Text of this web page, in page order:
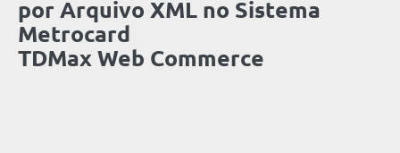
por Arquivo XML no Sistema
Metrocard
TDMax Web Commerce